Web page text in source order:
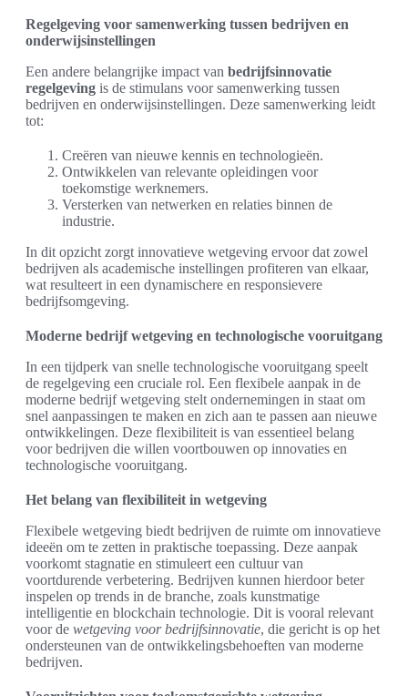
Regelgeving voor samenwerking tussen bedrijven en
onderwijsinstellingen
Een andere belangrijke impact van bedrijfsinnovatie
regelgeving is de stimulans voor samenwerking tussen
bedrijven en onderwijsinstellingen. Deze samenwerking leidt
tot:
Creëren van nieuwe kennis en technologieën.
Ontwikkelen van relevante opleidingen voor
toekomstige werknemers.
Versterken van netwerken en relaties binnen de
industrie.
In dit opzicht zorgt innovatieve wetgeving ervoor dat zowel
bedrijven als academische instellingen profiteren van elkaar,
wat resulteert in een dynamischere en responsievere
bedrijfsomgeving.
Moderne bedrijf wetgeving en technologische vooruitgang
In een tijdperk van snelle technologische vooruitgang speelt
de regelgeving een cruciale rol. Een flexibele aanpak in de
moderne bedrijf wetgeving stelt ondernemingen in staat om
snel aanpassingen te maken en zich aan te passen aan nieuwe
ontwikkelingen. Deze flexibiliteit is van essentieel belang
voor bedrijven die willen voortbouwen op innovaties en
technologische vooruitgang.
Het belang van flexibiliteit in wetgeving
Flexibele wetgeving biedt bedrijven de ruimte om innovatieve
ideeën om te zetten in praktische toepassing. Deze aanpak
voorkomt stagnatie en stimuleert een cultuur van
voortdurende verbetering. Bedrijven kunnen hierdoor beter
inspelen op trends in de branche, zoals kunstmatige
intelligentie en blockchain technologie. Dit is vooral relevant
voor de wetgeving voor bedrijfsinnovatie, die gericht is op het
ondersteunen van de ontwikkelingsbehoeften van moderne
bedrijven.